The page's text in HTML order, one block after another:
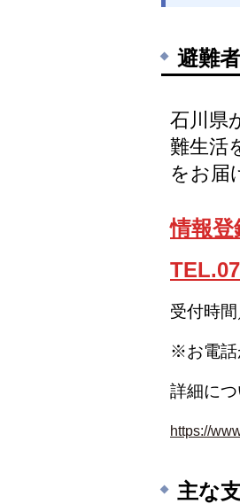
避難
石川県
難生活
をお届
情報登
受付時
※お電話
詳細に
https://
主な